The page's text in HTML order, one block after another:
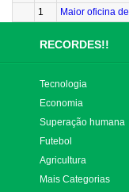
1
Maior oficina
RECORDES!!
Tecnologia
Economia
Superação humana
Futebol
Agricultura
Mais Categorias